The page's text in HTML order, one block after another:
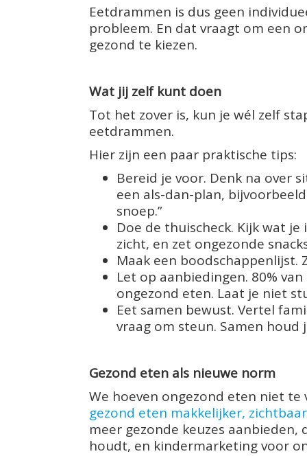
Eetdrammen is dus geen
probleem. En dat vraagt om een
gezond te kiezen.
Wat jij zelf kunt doen
Tot het zover is, kun je wél zelf
eetdrammen.
Hier zijn een paar praktische tips:
Bereid je voor. Denk na over
een als-dan-plan,
snoep.”
Doe de thuischeck. Kijk wat
zicht, en zet ongezonde
Maak een boodschappenlijst.
Let op aanbiedingen. 80%
ongezond eten. Laat je niet
Eet samen bewust. Vertel
vraag om steun. Samen houd
Gezond eten als nieuwe norm
We hoeven ongezond eten niet
gezond eten makkelijker,
meer gezonde keuzes
houdt, en kindermarketing voor